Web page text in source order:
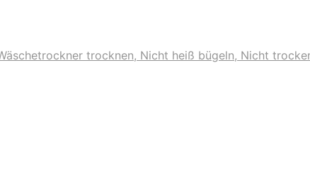
trocknen, Nicht heiß bügeln, Nicht